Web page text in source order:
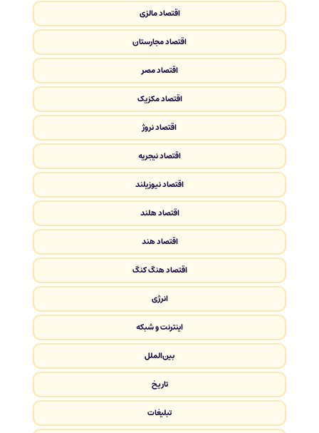
اقتصاد مالزی
اقتصاد مجارستان
اقتصاد مصر
اقتصاد مکزیک
اقتصاد نروژ
اقتصاد نیجریه
اقتصاد نیوزیلند
اقتصاد هلند
اقتصاد هند
اقتصاد هنگ کنگ
انرژی
اینترنت و شبکه
بین‌الملل
تاریخ
تبلیغات